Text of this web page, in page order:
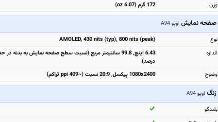
وزن
172 گرم (6.07 oz)
صفحه نمایش اوپو A94
نوع
AMOLED, 430 nits (typ), 800 nits (peak)
اندازه
درصد)
وضوح
1080x2400 پیکسل, 20:9 نسبت (~409 ppi تراکم)
زنگ اوپو A94
بلندگو